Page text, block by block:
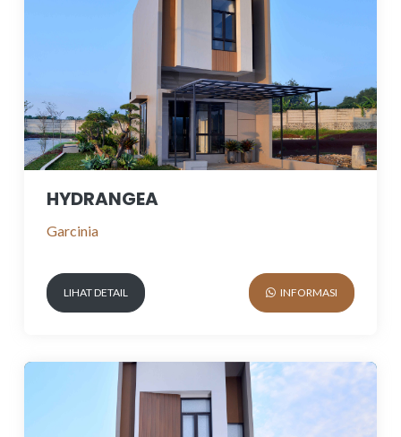
HYDRANGEA
Garcinia
LIHAT DETAIL INFORMASI